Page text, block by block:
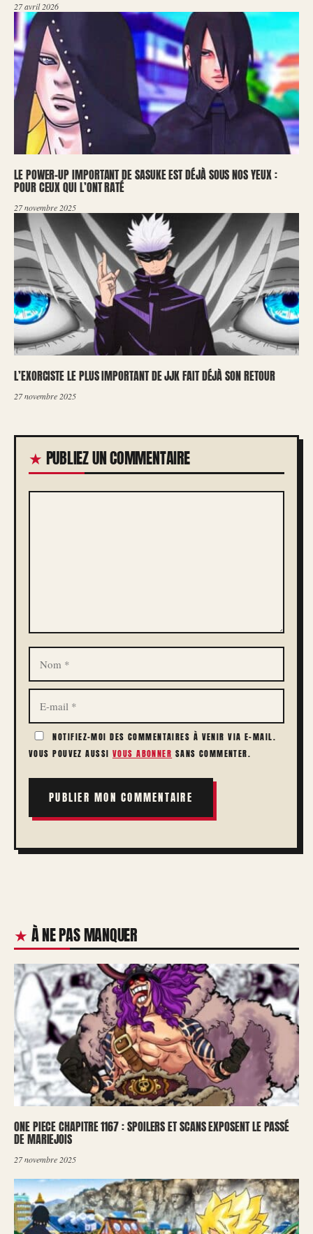
27 avril 2026
LE POWER-UP IMPORTANT DE SASUKE EST DÉJÀ SOUS NOS YEUX :
POUR CEUX QUI L’ONT RATÉ
27 novembre 2025
L’EXORCISTE LE PLUS IMPORTANT DE JJK FAIT DÉJÀ SON RETOUR
27 novembre 2025
PUBLIEZ UN COMMENTAIRE
COMMENTAIRE
NOM
E-
MAIL
NOTIFIEZ-MOI DES COMMENTAIRES À VENIR VIA E-MAIL.
VOUS POUVEZ AUSSI VOUS ABONNER SANS COMMENTER.
À NE PAS MANQUER
ONE PIECE CHAPITRE 1167 : SPOILERS ET SCANS EXPOSENT LE PASSÉ
DE MARIEJOIS
27 novembre 2025